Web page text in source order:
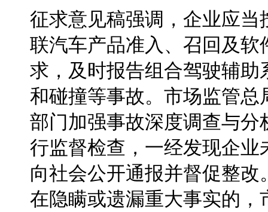
征求意见稿强调，企业应
联汽车产品准入、召回及
求，及时报告组合驾驶辅
和碰撞等事故。市场监管
部门加强事故深度调查与
行监督检查，一经发现企
向社会公开通报并督促整
在隐瞒或遗漏重大事实的